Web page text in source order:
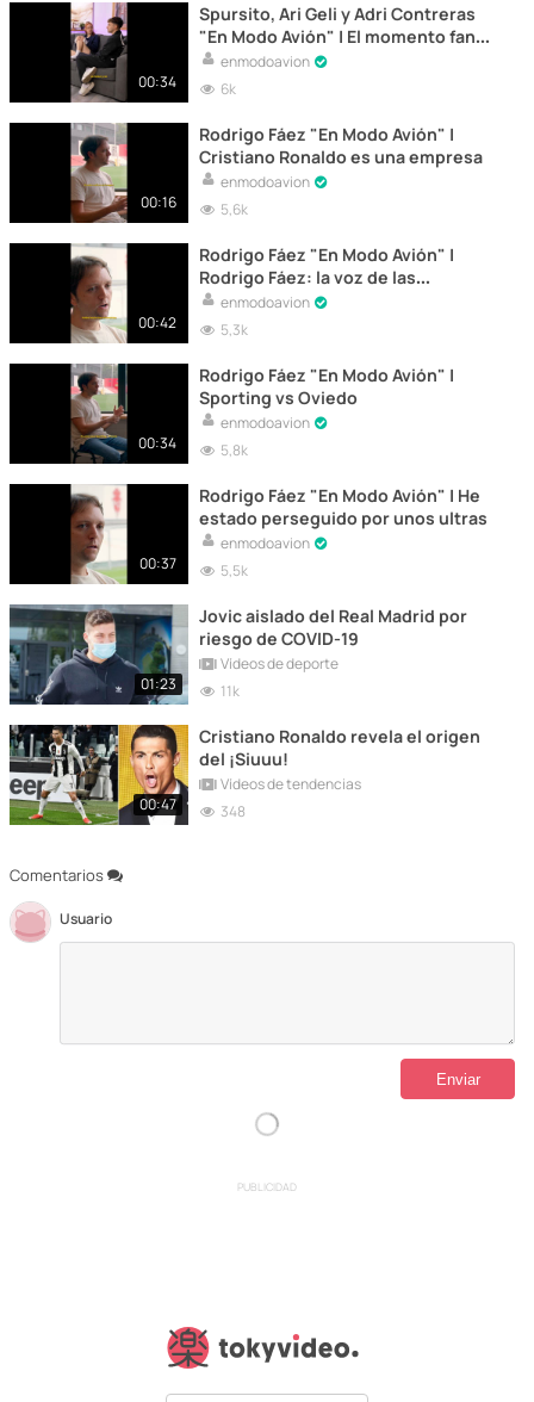
Comentarios
Usuario
00:34
Spursito, Ari Geli y Adri Contreras
"En Modo Avión" | El momento fan
con Roberto Carlos
enmodoavion
6k
00:16
Rodrigo Fáez "En Modo Avión" |
Cristiano Ronaldo es una empresa
enmodoavion
5,6k
00:42
Rodrigo Fáez "En Modo Avión" |
Rodrigo Fáez: la voz de las
exclusivas
enmodoavion
5,3k
00:34
Rodrigo Fáez "En Modo Avión" |
Sporting vs Oviedo
enmodoavion
5,8k
00:37
Rodrigo Fáez "En Modo Avión" | He
estado perseguido por unos ultras
enmodoavion
5,5k
01:23
Jovic aislado del Real Madrid por
riesgo de COVID-19
Vídeos de deporte
11k
00:47
Cristiano Ronaldo revela el origen
del ¡Siuuu!
Vídeos de tendencias
348
PUBLICIDAD